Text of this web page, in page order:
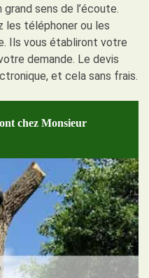
sens de l’écoute.
les téléphoner ou les
Ils vous établiront votre
demande. Le devis
et cela sans frais.
chez Monsieur